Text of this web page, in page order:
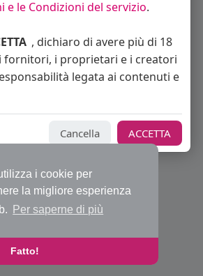
i cookie per
la migliore esperienza
Per saperne di più
Fatto!
Annunci Mercatino
Blog
Privacy Policy
Condizioni d'uso
abbonamento PRO
Sviluppatori
Assistenza
Supporto
e le Condizioni del servizio.
, dichiaro di avere più di 18
fornitori, i proprietari e i creatori
legata ai contenuti e
Cancella ACCETTA